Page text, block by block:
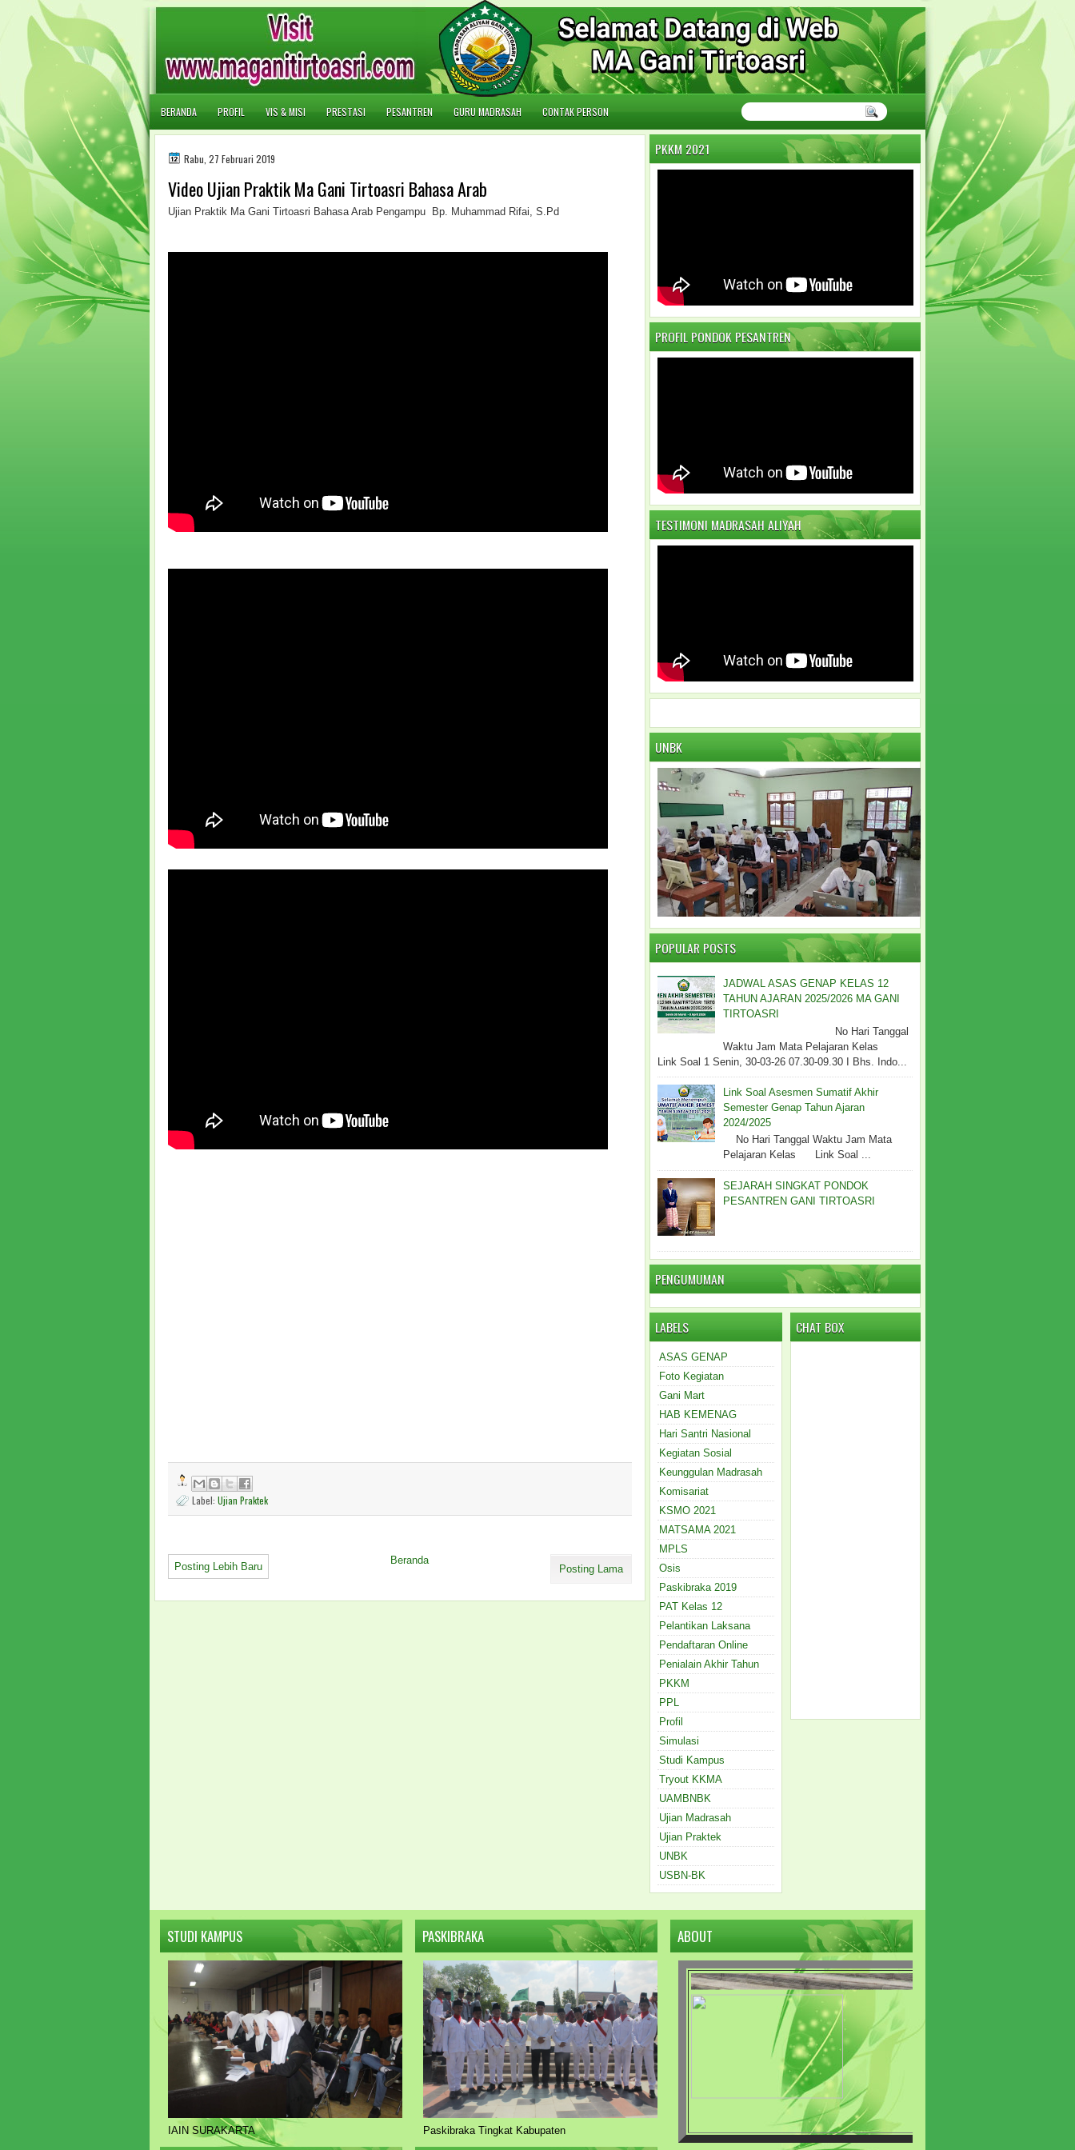
BERANDA PROFIL VIS & MISI PRESTASI PESANTREN GURU MADRASAH CONTAK PERSON
Rabu, 27 Februari 2019
Video Ujian Praktik Ma Gani Tirtoasri Bahasa Arab
Ujian Praktik Ma Gani Tirtoasri Bahasa Arab Pengampu Bp. Muhammad Rifai, S.Pd
Label: Ujian Praktek
Posting Lebih Baru Posting Lama
Beranda
PKKM 2021
PROFIL PONDOK PESANTREN
TESTIMONI MADRASAH ALIYAH
UNBK
POPULAR POSTS
JADWAL ASAS GENAP KELAS 12
TAHUN AJARAN 2025/2026 MA GANI
TIRTOASRI
No Hari Tanggal
Waktu Jam Mata Pelajaran Kelas
Link Soal 1 Senin, 30-03-26 07.30-09.30 I Bhs. Indo...
Link Soal Asesmen Sumatif Akhir
Semester Genap Tahun Ajaran
2024/2025
No Hari Tanggal Waktu Jam Mata
Pelajaran Kelas Link Soal ...
SEJARAH SINGKAT PONDOK
PESANTREN GANI TIRTOASRI
PENGUMUMAN
LABELS
ASAS GENAP
Foto Kegiatan
Gani Mart
HAB KEMENAG
Hari Santri Nasional
Kegiatan Sosial
Keunggulan Madrasah
Komisariat
KSMO 2021
MATSAMA 2021
MPLS
Osis
Paskibraka 2019
PAT Kelas 12
Pelantikan Laksana
Pendaftaran Online
Penialain Akhir Tahun
PKKM
PPL
Profil
Simulasi
Studi Kampus
Tryout KKMA
UAMBNBK
Ujian Madrasah
Ujian Praktek
UNBK
USBN-BK
CHAT BOX
STUDI KAMPUS
IAIN SURAKARTA
PASKIBRAKA
Paskibraka Tingkat Kabupaten
ABOUT